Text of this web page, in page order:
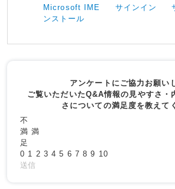
Microsoft IME サインイン
ンストール
アンケートにご協力お願い
ご覧いただいたQ&A情報の見やすさ・
さについての満足度を教えて
不
満 満
足
0 1 2 3 4 5 6 7 8 9 10
送信